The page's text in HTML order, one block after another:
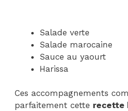
Salade verte
Salade marocaine
Sauce au yaourt
Harissa
Ces accompagnements
parfaitement cette recette